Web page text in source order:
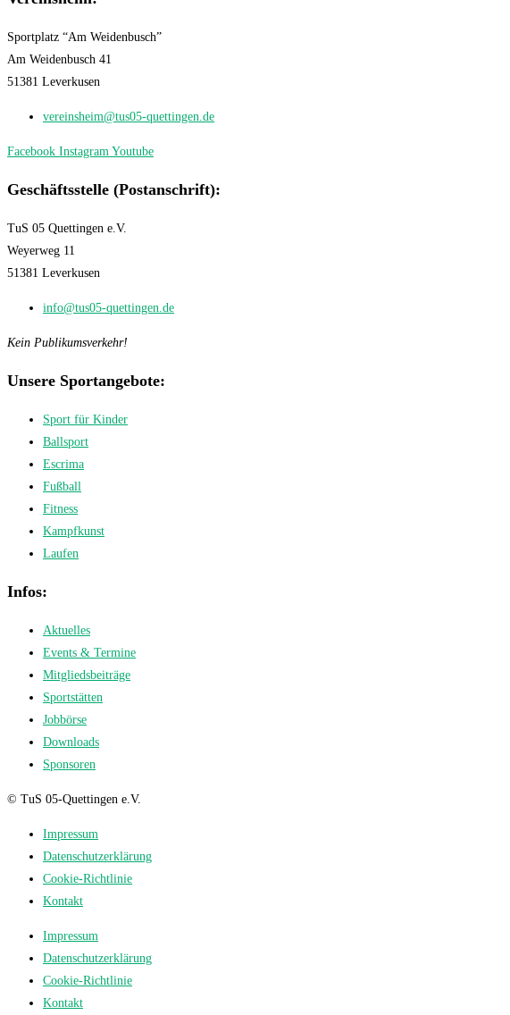
Sportplatz “Am Weidenbusch”
Am Weidenbusch 41
51381 Leverkusen
vereinsheim@tus05-quettingen.de
Facebook Instagram Youtube
Geschäftsstelle (Postanschrift):
TuS 05 Quettingen e.V.
Weyerweg 11
51381 Leverkusen
info@tus05-quettingen.de
Kein Publikumsverkehr!
Unsere Sportangebote:
Sport für Kinder
Ballsport
Escrima
Fußball
Fitness
Kampfkunst
Laufen
Infos:
Aktuelles
Events & Termine
Mitgliedsbeiträge
Sportstätten
Jobbörse
Downloads
Sponsoren
© TuS 05-Quettingen e.V.
Impressum
Datenschutzerklärung
Cookie-Richtlinie
Kontakt
Impressum
Datenschutzerklärung
Cookie-Richtlinie
Kontakt